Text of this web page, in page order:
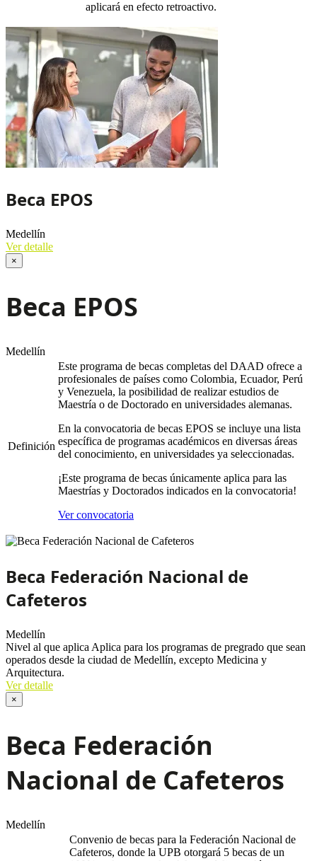
aplicará en efecto retroactivo.
Beca EPOS
Medellín
Ver detalle
×
Beca EPOS
Medellín
Definición
Este programa de becas completas del DAAD ofrece a
profesionales de países como Colombia, Ecuador, Perú
y Venezuela, la posibilidad de realizar estudios de
Maestría o de Doctorado en universidades alemanas.
En la convocatoria de becas EPOS se incluye una lista
específica de programas académicos en diversas áreas
del conocimiento, en universidades ya seleccionadas.
¡Este programa de becas únicamente aplica para las
Maestrías y Doctorados indicados en la convocatoria!
Ver convocatoria
Beca Federación Nacional de
Cafeteros
Medellín
Nivel al que aplica Aplica para los programas de pregrado que sean
operados desde la ciudad de Medellín, excepto Medicina y
Arquitectura.
Ver detalle
×
Beca Federación
Nacional de Cafeteros
Medellín
Convenio de becas para la Federación Nacional de
Cafeteros, donde la UPB otorgará 5 becas de un